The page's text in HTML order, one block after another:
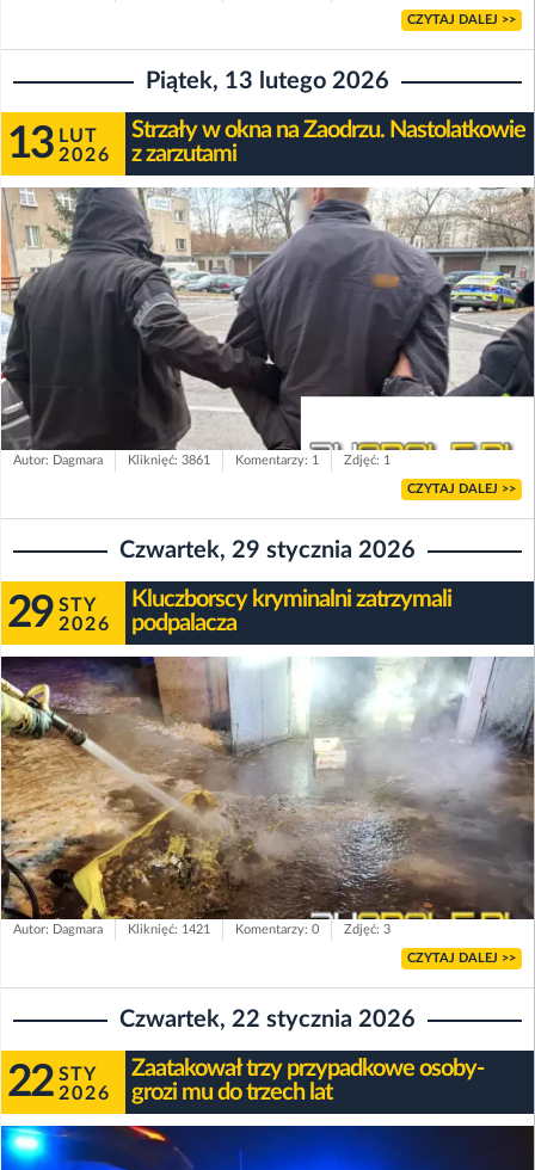
CZYTAJ DALEJ >>
Piątek, 13 lutego 2026
13 LUT
2026
Strzały w okna na Zaodrzu. Nastolatkowie
z zarzutami
Autor: Dagmara Kliknięć: 3861 Komentarzy: 1 Zdjęć: 1
CZYTAJ DALEJ >>
Czwartek, 29 stycznia 2026
29 STY
2026
Kluczborscy kryminalni zatrzymali
podpalacza
Autor: Dagmara Kliknięć: 1421 Komentarzy: 0 Zdjęć: 3
CZYTAJ DALEJ >>
Czwartek, 22 stycznia 2026
22 STY
2026
Zaatakował trzy przypadkowe osoby-
grozi mu do trzech lat